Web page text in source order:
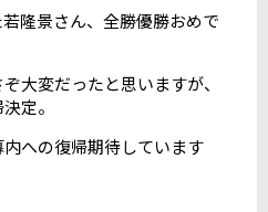
隆景さん、全勝優勝おめで
大変だったと思いますが、
定。
への復帰期待しています